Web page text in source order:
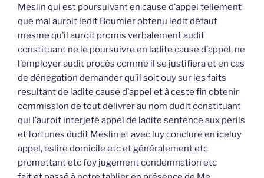
Meslin qui est poursuivant en cause d’appel tellement
que mal auroit ledit Boumier obtenu ledit défaut
mesme qu’il auroit promis verbalement audit
constituant ne le poursuivre en ladite cause d’appel, ne
l’employer audit procès comme il se justifiera et en cas
de dénegation demander qu’il soit ouy sur les faits
resultant de ladite cause d’appel et à ceste fin obtenir
commission de tout délivrer au nom dudit constituant
qui l’auroit interjeté appel de ladite sentence aux périls
et fortunes dudit Meslin et avec luy conclure en iceluy
appel, eslire domicile etc et généralement etc
promettant etc foy jugement condemnation etc